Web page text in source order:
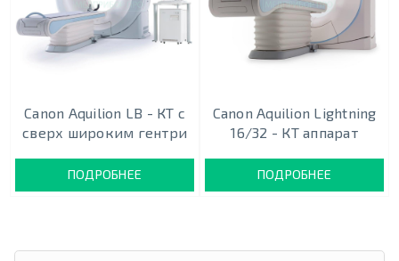
Canon Aquilion LB - КТ с
сверх широким гентри
ПОДРОБНЕЕ
Canon Aquilion Lightning
16/32 - КТ аппарат
ПОДРОБНЕЕ